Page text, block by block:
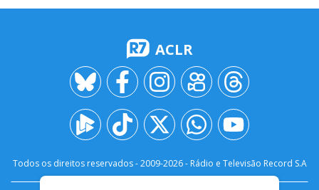
ACLR
Todos os direitos reservados - 2009-2026- Rádio e Televisão Record S.A